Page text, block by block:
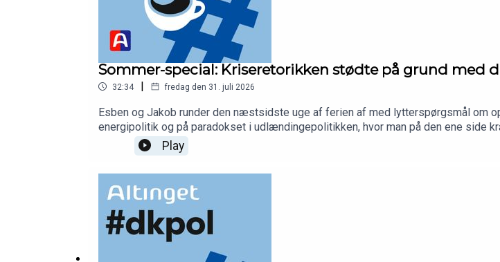
Sommer-special: Kriseretorikken stødte på grund med
32:34 | fredag den 31. juli 2026
Esben og Jakob runder den næstsidste uge af ferien af med lytterspørgsmål om
energipolitik og på paradokset i udlændingepolitikken, hvor man på den ene
det endnu sværere for flere at få stemmeret.Værter: Esben Schjørring, politisk
AltingetProducer: Camille Marie Guerry, podcastassistentLøbeklubben er tilbage
Play